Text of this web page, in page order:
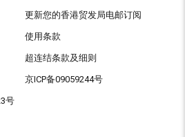
更新您的香港贸发局电邮订阅
使用条款
超连结条款及细则
京ICP备09059244号
号